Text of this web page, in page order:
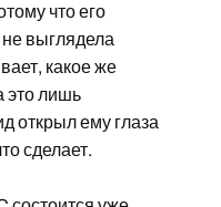
что его
выглядела
какое же
это лишь
открыл ему глаза
сделает.